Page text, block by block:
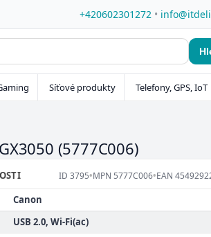
+420602301272 •
Síťové produkty Telefony, GPS, IoT
(5777C006)
ID 3795•MPN 5777C006•EAN
Canon
USB 2.0, Wi-Fi(ac)